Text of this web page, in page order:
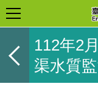
112年2
渠水質